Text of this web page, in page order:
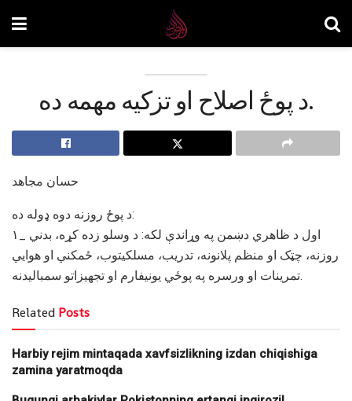
د پوځ اصلاح او تزکيه مهمه ده.
حسان مجاهد
د پوځ روزنه دوه ډوله ده:
۱_ اول د ظاهري دښمن په وړاندې لکه: د وسلو زده کړه، بدني
روزنه، چټک او منظم پلانونه، تدريب، مسلکيتوب، ځمکني او هوايي
تمرينات او ورسره په پوځي يونيفارم او تجهيزاتو سمباليدنه.
Related Posts
Harbiy rejim mintaqada xavfsizlikning izdan chiqishiga
zamina yaratmoqda